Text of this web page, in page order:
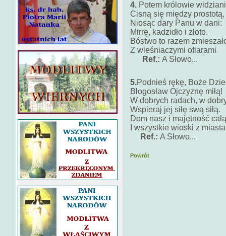
4. Potem królowie widziani
Cisną się między prostotą,
Niosąc dary Panu w dani:
Mirrę, kadzidło i złoto.
Bóstwo to razem
Z wieśniaczymi ofiarami
Ref.: A Słowo...
5.Podnieś rękę, Boże
Błogosław Ojczyznę miłą!
W dobrych radach, w
Wspieraj jej siłę swą siłą.
Dom nasz i majętność
I wszystkie wioski z
Ref.: A Słowo...
Powrót